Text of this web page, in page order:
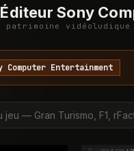
Sony
patrimoine vidéoludique
Computer Entertainment